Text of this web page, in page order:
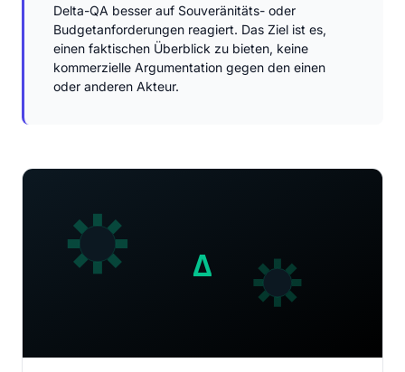
Delta-QA besser auf Souveränitäts- oder
Budgetanforderungen reagiert. Das Ziel ist es,
einen faktischen Überblick zu bieten, keine
kommerzielle Argumentation gegen den einen
oder anderen Akteur.